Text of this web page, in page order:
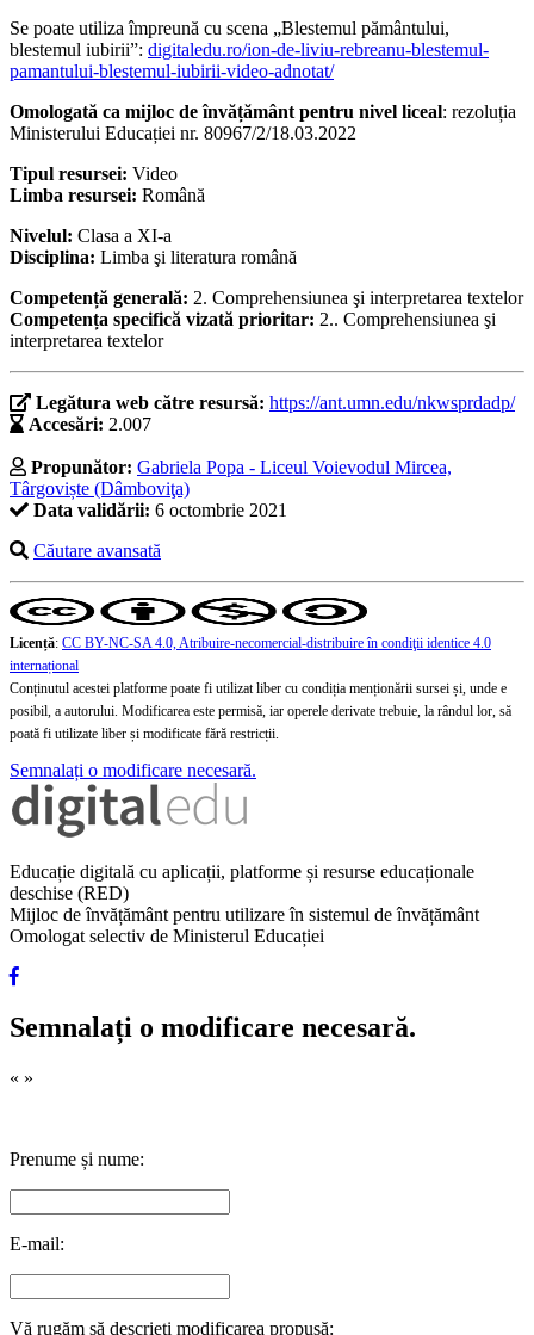
Se poate utiliza împreună cu scena „Blestemul pământului,
blestemul iubirii”: digitaledu.ro/ion-de-liviu-rebreanu-blestemul-
pamantului-blestemul-iubirii-video-adnotat/
Omologată ca mijloc de învățământ pentru nivel liceal: rezoluția
Ministerului Educației nr. 80967/2/18.03.2022
Tipul resursei: Video
Limba resursei: Română
Nivelul: Clasa a XI-a
Disciplina: Limba şi literatura română
Competență generală: 2. Comprehensiunea şi interpretarea textelor
Competența specifică vizată prioritar: 2.. Comprehensiunea şi
interpretarea textelor
Legătura web către resursă: https://ant.umn.edu/nkwsprdadp/
Accesări: 2.007
Propunător: Gabriela Popa - Liceul Voievodul Mircea,
Târgoviște (Dâmboviţa)
Data validării: 6 octombrie 2021
Căutare avansată
Licență: CC BY-NC-SA 4.0, Atribuire-necomercial-distribuire în condiţii identice 4.0
internațional
Conținutul acestei platforme poate fi utilizat liber cu condiția menționării sursei și, unde e
posibil, a autorului. Modificarea este permisă, iar operele derivate trebuie, la rândul lor, să
poată fi utilizate liber și modificate fără restricții.
Semnalați o modificare necesară.
Educație digitală cu aplicații, platforme și resurse educaționale
deschise (RED)
Mijloc de învățământ pentru utilizare în sistemul de învățământ
Omologat selectiv de Ministerul Educației
Semnalați o modificare necesară.
« »
Prenume și nume:
E-mail:
Vă rugăm să descrieți modificarea propusă: